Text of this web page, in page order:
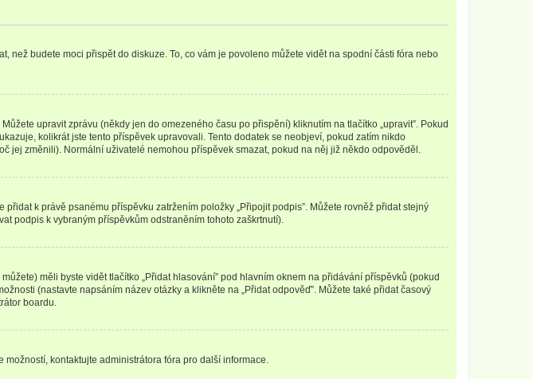
budete moci přispět do diskuze. To, co vám je povoleno můžete vidět na spodní části fóra nebo
upravit zprávu (někdy jen do omezeného času po přispění) kliknutím na tlačítko „upravit”. Pokud
kolikrát jste tento příspěvek upravovali. Tento dodatek se neobjeví, pokud zatím nikdo
změnili). Normální uživatelé nemohou příspěvek smazat, pokud na něj již někdo odpověděl.
k právě psanému příspěvku zatržením položky „Připojit podpis”. Můžete rovněž přidat stejný
podpis k vybraným příspěvkům odstraněním tohoto zaškrtnutí).
měli byste vidět tlačítko „Přidat hlasování” pod hlavním oknem na přidávání příspěvků (pokud
(nastavte napsáním název otázky a klikněte na „Přidat odpověď”. Můžete také přidat časový
boardu.
kontaktujte administrátora fóra pro další informace.